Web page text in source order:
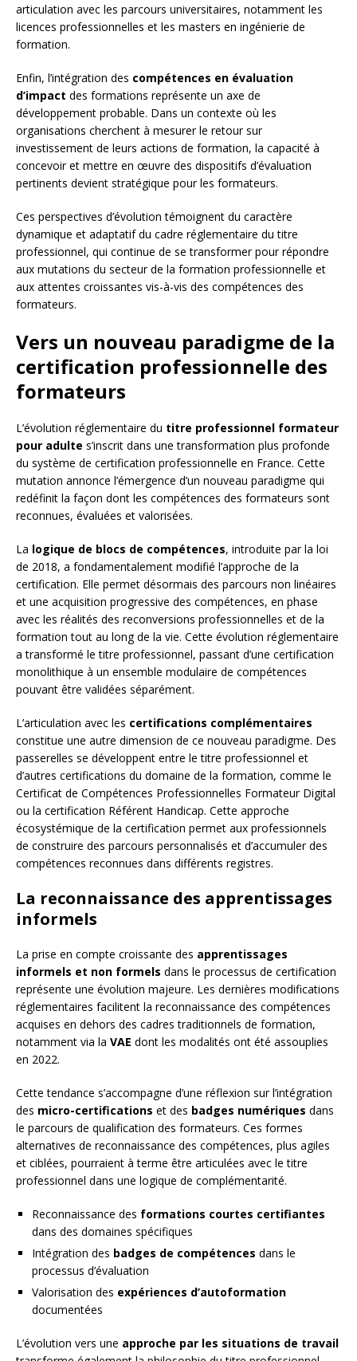
articulation avec les parcours universitaires, notamment les
licences professionnelles et les masters en ingénierie de
formation.
Enfin, l’intégration des compétences en évaluation
d’impact des formations représente un axe de
développement probable. Dans un contexte où les
organisations cherchent à mesurer le retour sur
investissement de leurs actions de formation, la capacité à
concevoir et mettre en œuvre des dispositifs d’évaluation
pertinents devient stratégique pour les formateurs.
Ces perspectives d’évolution témoignent du caractère
dynamique et adaptatif du cadre réglementaire du titre
professionnel, qui continue de se transformer pour répondre
aux mutations du secteur de la formation professionnelle et
aux attentes croissantes vis-à-vis des compétences des
formateurs.
Vers un nouveau paradigme de la
certification professionnelle des
formateurs
L’évolution réglementaire du titre professionnel formateur
pour adulte s’inscrit dans une transformation plus profonde
du système de certification professionnelle en France. Cette
mutation annonce l’émergence d’un nouveau paradigme qui
redéfinit la façon dont les compétences des formateurs sont
reconnues, évaluées et valorisées.
La logique de blocs de compétences, introduite par la loi
de 2018, a fondamentalement modifié l’approche de la
certification. Elle permet désormais des parcours non linéaires
et une acquisition progressive des compétences, en phase
avec les réalités des reconversions professionnelles et de la
formation tout au long de la vie. Cette évolution réglementaire
a transformé le titre professionnel, passant d’une certification
monolithique à un ensemble modulaire de compétences
pouvant être validées séparément.
L’articulation avec les certifications complémentaires
constitue une autre dimension de ce nouveau paradigme. Des
passerelles se développent entre le titre professionnel et
d’autres certifications du domaine de la formation, comme le
Certificat de Compétences Professionnelles Formateur Digital
ou la certification Référent Handicap. Cette approche
écosystémique de la certification permet aux professionnels
de construire des parcours personnalisés et d’accumuler des
compétences reconnues dans différents registres.
La reconnaissance des apprentissages
informels
La prise en compte croissante des apprentissages
informels et non formels dans le processus de certification
représente une évolution majeure. Les dernières modifications
réglementaires facilitent la reconnaissance des compétences
acquises en dehors des cadres traditionnels de formation,
notamment via la VAE dont les modalités ont été assouplies
en 2022.
Cette tendance s’accompagne d’une réflexion sur l’intégration
des micro-certifications et des badges numériques dans
le parcours de qualification des formateurs. Ces formes
alternatives de reconnaissance des compétences, plus agiles
et ciblées, pourraient à terme être articulées avec le titre
professionnel dans une logique de complémentarité.
Reconnaissance des formations courtes certifiantes
dans des domaines spécifiques
Intégration des badges de compétences dans le
processus d’évaluation
Valorisation des expériences d’autoformation
documentées
L’évolution vers une approche par les situations de travail